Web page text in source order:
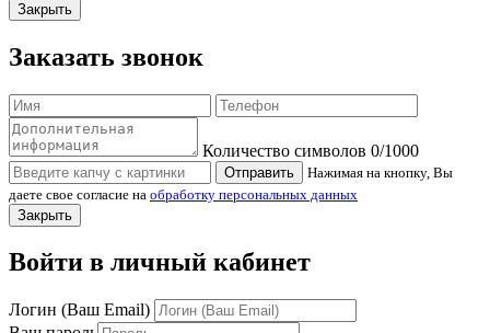
Закрыть
Заказать звонок
Количество символов 0/1000
Отправить
Нажимая на кнопку, Вы
даете свое согласие на обработку персональных данных
Закрыть
Войти в личный кабинет
Логин (Ваш Email)